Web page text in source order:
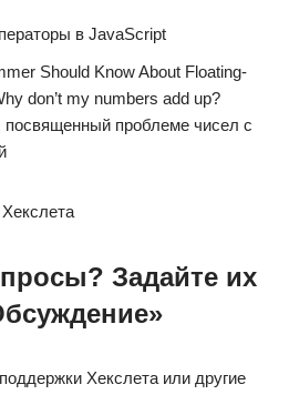
в JavaScript
Should Know About Floating-
don’t my numbers add up?
проблеме чисел с
Задайте их
Хекслета или другие